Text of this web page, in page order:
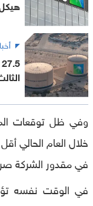
وفي ظل توقعات
خلال العام الحالي
في مقدور الشركة
في الوقت نفسه